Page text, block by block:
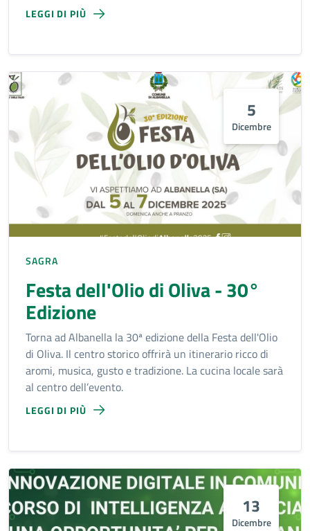
LEGGI DI PIÙ
5
Dicembre
SAGRA
Festa dell'Olio di Oliva - 30°
Edizione
Torna ad Albanella la 30ª edizione della Festa dell'Olio
di Oliva. Il centro storico offrirà un itinerario ricco di
aromi, musica, gusto e tradizione. La cucina locale sarà
al centro dell’evento.
LEGGI DI PIÙ
13
Dicembre